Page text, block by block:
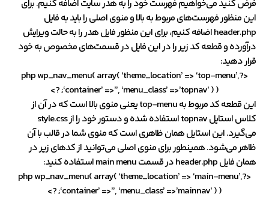
فرض کنید می‌خواهیم فهرست خود را به هدر سایت اضافه کنیم. برای
این منظور فهرست‌های مربوط به بالا و منوی اصلی را باید به فایل
header.php اضافه کنیم، برای این منظور فایل هدر را به حالت ویرایش
درآورده و قطعه کد زیر را در این فایل در قسمت‌های مخصوص به خود
قرار دهید:
<?php wp_nav_menu( array( ‘theme_location’ => ‘top-menu’,
‘container’ =>”, ‘menu_class’ =>’topnav’ ) ); ?>
این قطعه کد مربوط به top-menu یعنی منوی بالا است که در آن از
کلاس استایل topnav استفاده شده و دستور خود را از style.css
می‌گیرد. این استایل همان ظاهری است که منوی شما در قالب با آن
ظاهر می‌شود. همینطور برای منوی اصلی می‌توانید از کدهای زیر در
همان فایل header.php در قسمت main menu استفاده کنید:
<?php wp_nav_menu( array( ‘theme_location’ => ‘main-menu’,
‘container’ =>”, ‘menu_class’ =>’mainnav’ ) ); ?>